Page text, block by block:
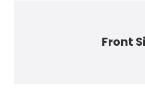
Front
Back